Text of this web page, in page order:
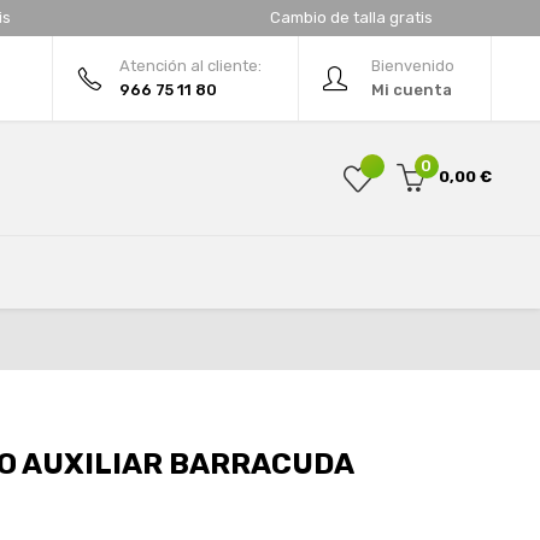
Cambio de talla gratis
Bienvenido
Mi cuenta
Atención al cliente:
966 75 11 80
0
0,00 €
AUXILIAR BARRACUDA